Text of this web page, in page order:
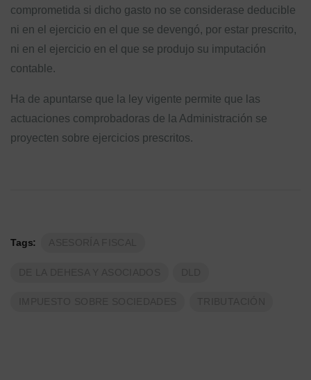
comprometida si dicho gasto no se considerase deducible
ni en el ejercicio en el que se devengó, por estar prescrito,
ni en el ejercicio en el que se produjo su imputación
contable.
Ha de apuntarse que la ley vigente permite que las
actuaciones comprobadoras de la Administración se
proyecten sobre ejercicios prescritos.
Tags: